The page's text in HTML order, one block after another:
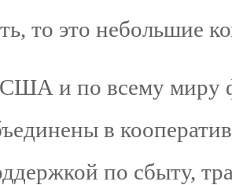
то это небольшие
и по всему миру
в
по сбыту,